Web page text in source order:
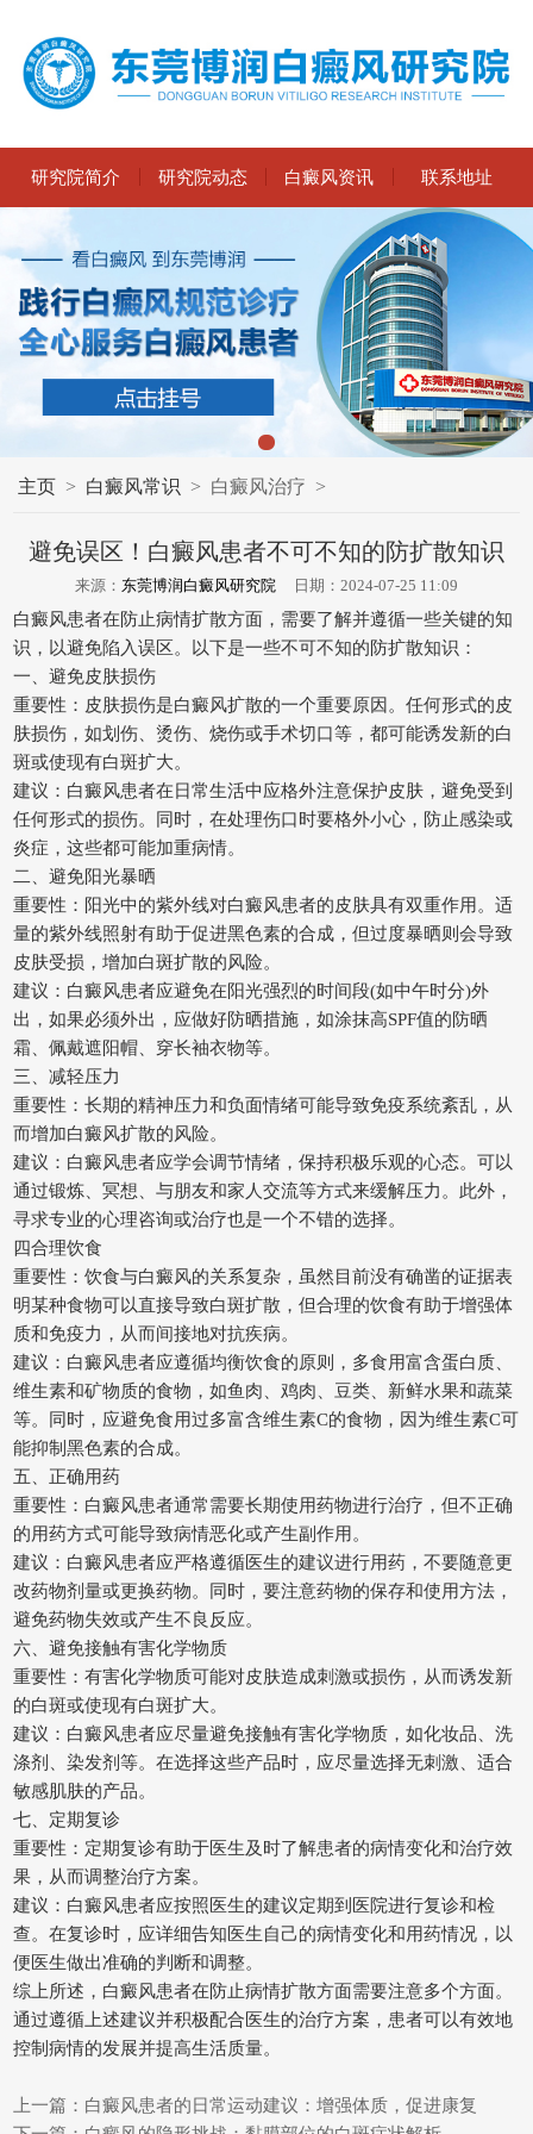
研究院简介 研究院动态 白癜风资讯 联系地址
主页 > 白癜风常识 > 白癜风治疗 >
避免误区！白癜风患者不可不知的防扩散知识
来源： 东莞博润白癜风研究院 日期：2024-07-25 11:09
白癜风患者在防止病情扩散方面，需要了解并遵循一些关键的知
识，以避免陷入误区。以下是一些不可不知的防扩散知识：
一、避免皮肤损伤
重要性：皮肤损伤是白癜风扩散的一个重要原因。任何形式的皮
肤损伤，如划伤、烫伤、烧伤或手术切口等，都可能诱发新的白
斑或使现有白斑扩大。
建议：白癜风患者在日常生活中应格外注意保护皮肤，避免受到
任何形式的损伤。同时，在处理伤口时要格外小心，防止感染或
炎症，这些都可能加重病情。
二、避免阳光暴晒
重要性：阳光中的紫外线对白癜风患者的皮肤具有双重作用。适
量的紫外线照射有助于促进黑色素的合成，但过度暴晒则会导致
皮肤受损，增加白斑扩散的风险。
建议：白癜风患者应避免在阳光强烈的时间段(如中午时分)外
出，如果必须外出，应做好防晒措施，如涂抹高SPF值的防晒
霜、佩戴遮阳帽、穿长袖衣物等。
三、减轻压力
重要性：长期的精神压力和负面情绪可能导致免疫系统紊乱，从
而增加白癜风扩散的风险。
建议：白癜风患者应学会调节情绪，保持积极乐观的心态。可以
通过锻炼、冥想、与朋友和家人交流等方式来缓解压力。此外，
寻求专业的心理咨询或治疗也是一个不错的选择。
四合理饮食
重要性：饮食与白癜风的关系复杂，虽然目前没有确凿的证据表
明某种食物可以直接导致白斑扩散，但合理的饮食有助于增强体
质和免疫力，从而间接地对抗疾病。
建议：白癜风患者应遵循均衡饮食的原则，多食用富含蛋白质、
维生素和矿物质的食物，如鱼肉、鸡肉、豆类、新鲜水果和蔬菜
等。同时，应避免食用过多富含维生素C的食物，因为维生素C可
能抑制黑色素的合成。
五、正确用药
重要性：白癜风患者通常需要长期使用药物进行治疗，但不正确
的用药方式可能导致病情恶化或产生副作用。
建议：白癜风患者应严格遵循医生的建议进行用药，不要随意更
改药物剂量或更换药物。同时，要注意药物的保存和使用方法，
避免药物失效或产生不良反应。
六、避免接触有害化学物质
重要性：有害化学物质可能对皮肤造成刺激或损伤，从而诱发新
的白斑或使现有白斑扩大。
建议：白癜风患者应尽量避免接触有害化学物质，如化妆品、洗
涤剂、染发剂等。在选择这些产品时，应尽量选择无刺激、适合
敏感肌肤的产品。
七、定期复诊
重要性：定期复诊有助于医生及时了解患者的病情变化和治疗效
果，从而调整治疗方案。
建议：白癜风患者应按照医生的建议定期到医院进行复诊和检
查。在复诊时，应详细告知医生自己的病情变化和用药情况，以
便医生做出准确的判断和调整。
综上所述，白癜风患者在防止病情扩散方面需要注意多个方面。
通过遵循上述建议并积极配合医生的治疗方案，患者可以有效地
控制病情的发展并提高生活质量。
上一篇： 白癜风患者的日常运动建议：增强体质，促进康复